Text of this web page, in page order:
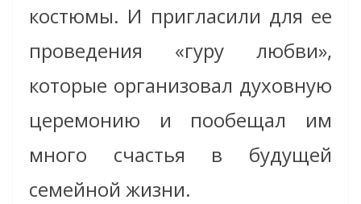
костюмы. И пригласили для ее
проведения «гуру любви»,
которые организовал духовную
церемонию и пообещал им
много счастья в будущей
семейной жизни.